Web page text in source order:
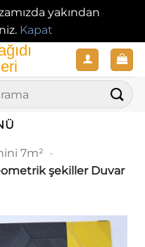
yakından
Kapat
7m² -
şekiller Duvar